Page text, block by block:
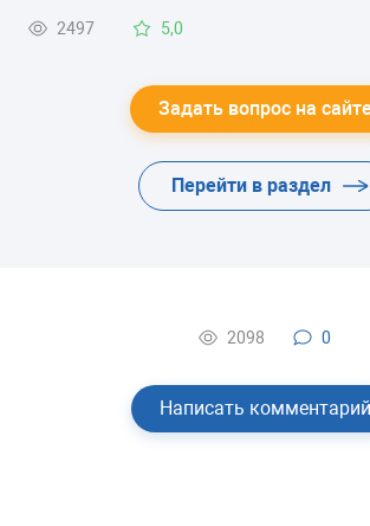
2497 5,0
Задать вопрос на сайте
Перейти в раздел
2098 0
Написать комментарий